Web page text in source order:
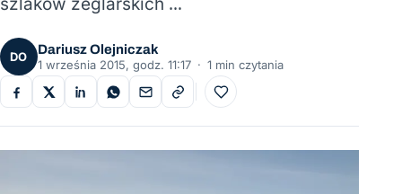
DO
Dariusz Olejniczak
1 września 2015, godz. 11:17 · 1 min czytania
Do ulubionych